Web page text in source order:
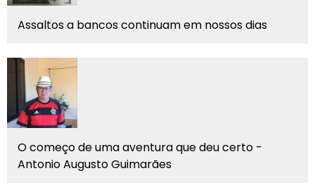
Assaltos a bancos continuam em nossos dias
O começo de uma aventura que deu certo -
Antonio Augusto Guimarães